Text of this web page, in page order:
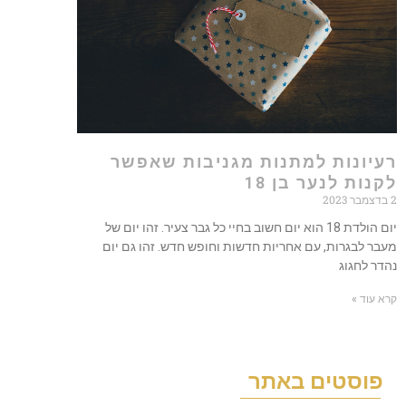
רעיונות למתנות מגניבות שאפשר
לקנות לנער בן 18
2 בדצמבר 2023
יום הולדת 18 הוא יום חשוב בחיי כל גבר צעיר. זהו יום של
מעבר לבגרות, עם אחריות חדשות וחופש חדש. זהו גם יום
נהדר לחגוג
קרא עוד »
פוסטים באתר